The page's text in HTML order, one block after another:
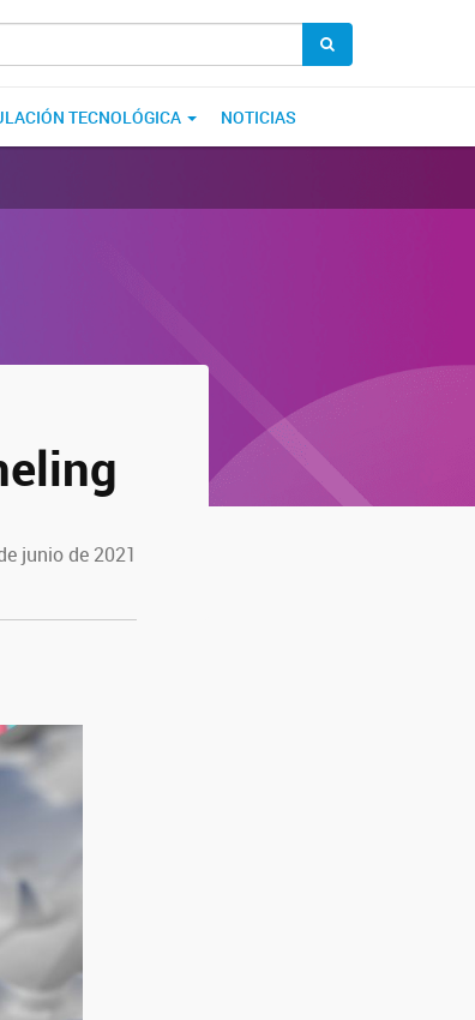
TECNOLÓGICA NOTICIAS
junio de 2021